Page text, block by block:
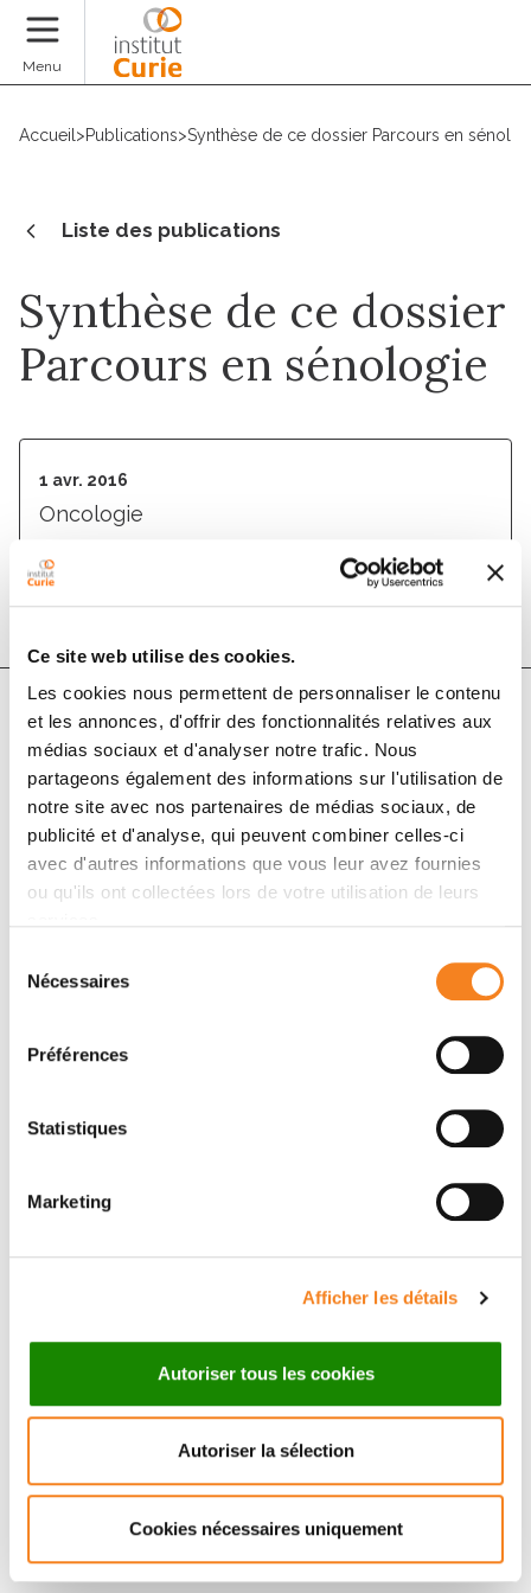
Ce site web utilise des cookies.
Les cookies nous permettent de personnaliser le contenu
et les annonces, d'offrir des fonctionnalités relatives aux
médias sociaux et d'analyser notre trafic. Nous
partageons également des informations sur l'utilisation de
notre site avec nos partenaires de médias sociaux, de
publicité et d'analyse, qui peuvent combiner celles-ci
avec d'autres informations que vous leur avez fournies
ou qu'ils ont collectées lors de votre utilisation de leurs
Nécessaires
Préférences
Statistiques
Marketing
Afficher les détails
Autoriser tous les cookies
Autoriser la sélection
Cookies nécessaires uniquement
Menu
Accueil >Publications>Synthèse de ce dossier Parcours en
Liste des publications
Synthèse de ce dossier
Parcours en sénologie
1 avr. 2016
Oncologie
DOI : 10.1007/s10269-016-2605-9
Auteurs
P. Bey
Suivez l'Institut Curie
Retrouvez notre actualité sur les réseaux
sociaux et en vous inscrivant à notre newsletter.
Inscrivez-vous à la newsletter
Nous contacter